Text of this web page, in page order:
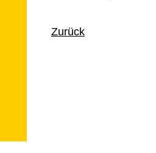
Zurück